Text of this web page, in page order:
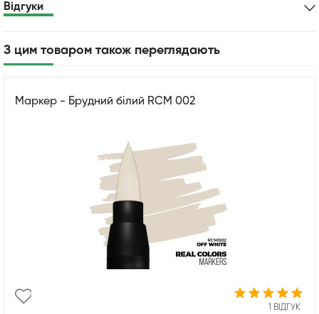
Відгуки
З цим товаром також переглядають
Маркер - Брудний білий RCM 002
1 ВІДГУК